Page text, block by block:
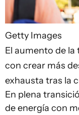
Getty Images
El aumento de
con crear más
exhausta tras la
En plena
de energía con